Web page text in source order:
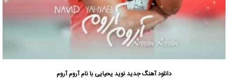
دانلود آهنگ جدیدنوید یحیایی با نام آروم آروم